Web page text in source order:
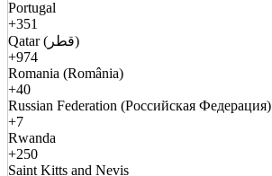
Portugal
+351
Qatar (قطر)
+974
Romania (România)
+40
Russian Federation (Российская Федерация)
+7
Rwanda
+250
Saint Kitts and Nevis